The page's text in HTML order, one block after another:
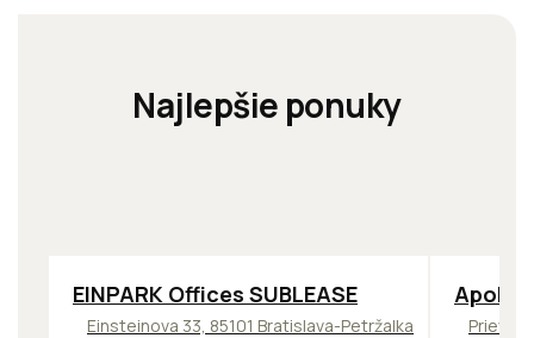
Najlepšie ponuky
TOP ODPORÚČAME
EINPARK Offices SUBLEASE
Einsteinova 33, 85101 Bratislava-Petržalka
TOP
Apollo